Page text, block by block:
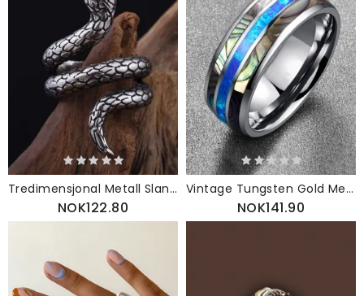
Tredimensjonal Metall Slangeformet Ring Vintage Dyreform
NOK122.80
Vintage Tungsten Gold Men Ring Enkel Innlagt Farget Shell Gift
NOK141.90